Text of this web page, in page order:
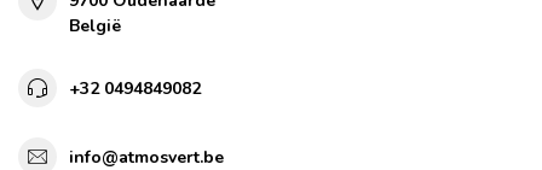
België
+32 0494849082
info@atmosvert.be